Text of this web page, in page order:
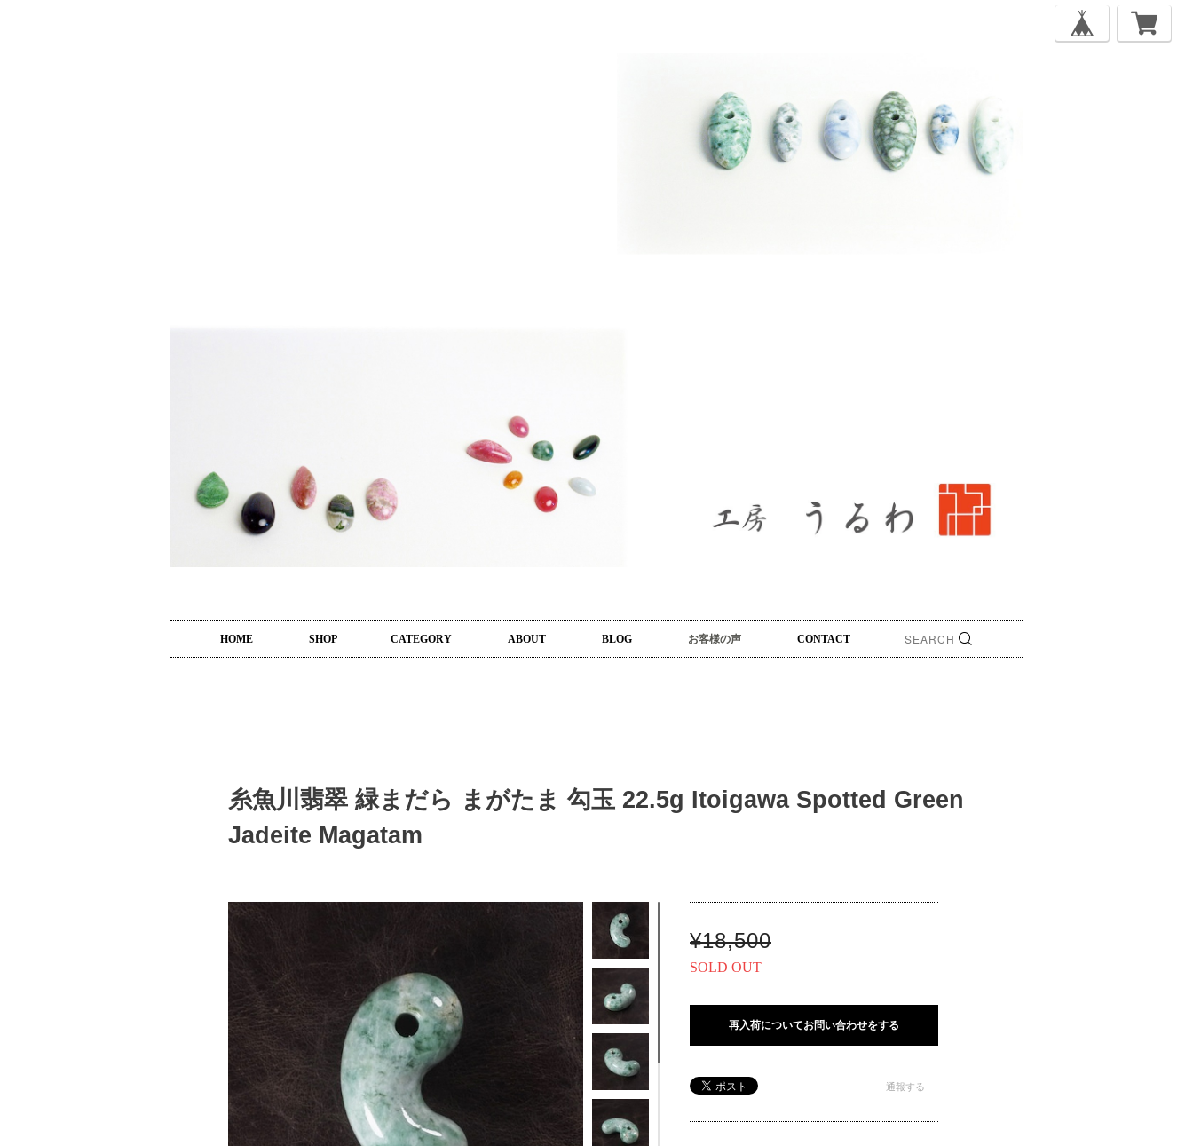
HOME SHOP CATEGORY ABOUT BLOG お客様の声 CONTACT
糸魚川翡翠 緑まだら まがたま 勾玉 22.5g Itoigawa Spotted Green
Jadeite Magatam
¥18,500
SOLD OUT
再入荷についてお問い合わせをする
通報する